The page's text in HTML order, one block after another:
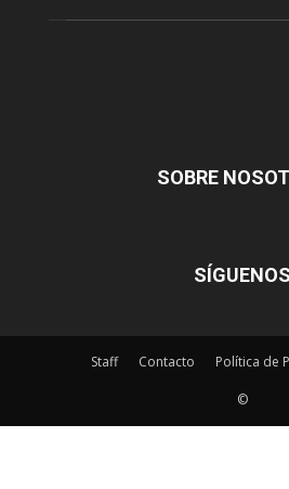
SOBRE
SÍGUENOS
Staff Contacto Política de
©